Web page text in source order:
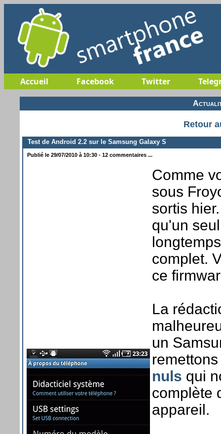
Accueil Facebook Twitter
Retour
Test de Android 2.2 sur le Samsung Galaxy S
Publié le 29/07/2010 à 10:30 - 12 commentaires ...
Comme
sous
sortis
qu'un
complet.
ce
La
un
nuls qui
complète
appareil.